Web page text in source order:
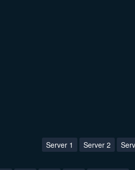
Server 1 Server 2